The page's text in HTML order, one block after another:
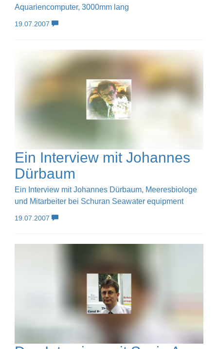
Aquariencomputer, 3000mm lang
19.07.2007
Ein Interview mit Johannes
Dürbaum
Ein Interview mit Johannes Dürbaum, Meeresbiologe
und Mitarbeiter bei Schuran Seawater equipment
19.07.2007